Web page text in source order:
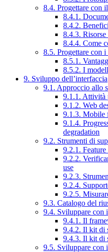
8.4. Progettare con
8.4.1.
8.4.2.
8.4.3. Risorse
8.4.4. Come
8.5. Progettare con
8.5.1.
8.5.2. I
9. Sviluppo dell’interfaccia
9.1. Approccio allo
9.1.1. Attività
9.1.2. Web
9.1.3. Mobile
9.1.4.
degradation
9.2. Strumenti di
9.2.1. Feature
9.2.2.
use
9.2.3.
9.2.4.
9.2.5.
9.3. Catalogo del
9.4. Sviluppare con
9.4.1. Il
9.4.2. Il kit di
9.4.3. Il kit di
9.5. Sviluppare con